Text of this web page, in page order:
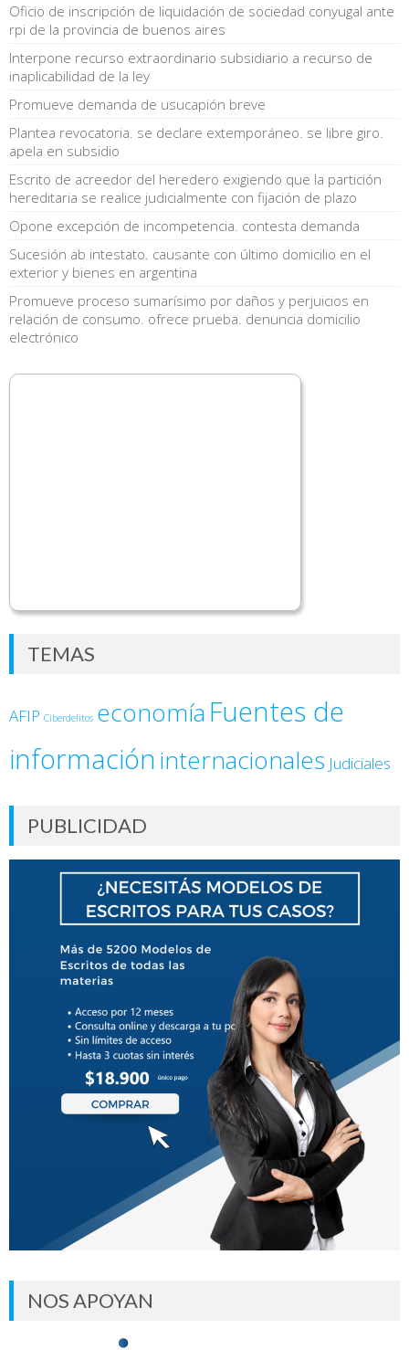
Oficio de inscripción de liquidación de sociedad conyugal ante
rpi de la provincia de buenos aires
Interpone recurso extraordinario subsidiario a recurso de
inaplicabilidad de la ley
Promueve demanda de usucapión breve
Plantea revocatoria. se declare extemporáneo. se libre giro.
apela en subsidio
Escrito de acreedor del heredero exigiendo que la partición
hereditaria se realice judicialmente con fijación de plazo
Opone excepción de incompetencia. contesta demanda
Sucesión ab intestato. causante con último domicilio en el
exterior y bienes en argentina
Promueve proceso sumarísimo por daños y perjuicios en
relación de consumo. ofrece prueba. denuncia domicilio
electrónico
TEMAS
AFIP Ciberdelitos economía Fuentes de
informacióninternacionales Judiciales
PUBLICIDAD
NOS APOYAN